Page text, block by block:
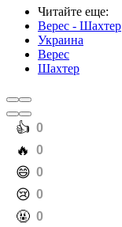
Читайте еще:
Верес - Шахтер
Украина
Верес
Шахтер
️👍 0
️🔥 0
️😄 0
️😢 0
️🤬 0